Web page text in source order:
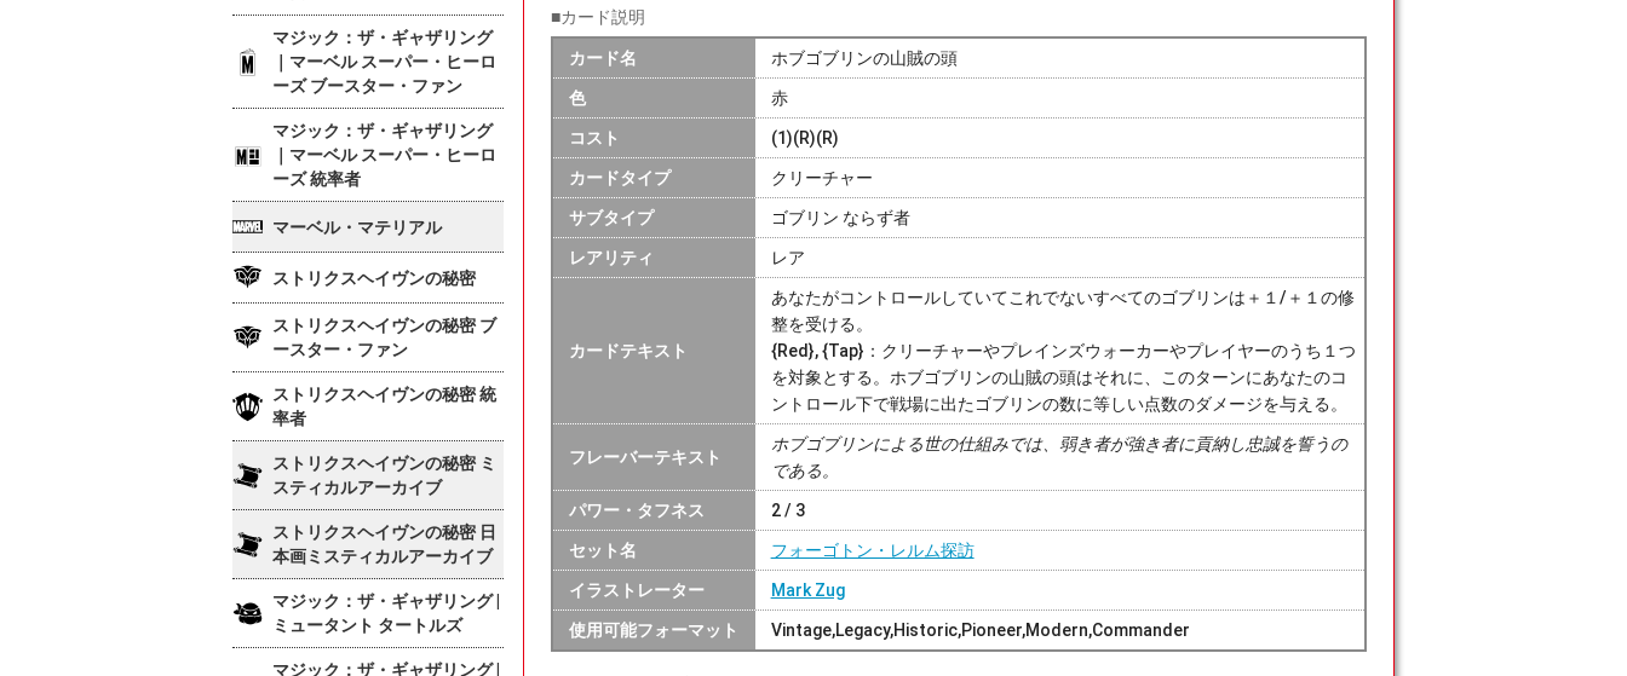
■カード説明
カード名 ホブゴブリンの山賊の頭
色 赤
コスト (1)(R)(R)
カードタイプ クリーチャー
サブタイプ ゴブリン ならず者
レアリティ レア
カードテキスト
あなたがコントロールしていてこれでないすべてのゴブリンは＋１/＋１の修
整を受ける。
{Red}, {Tap}：クリーチャーやプレインズウォーカーやプレイヤーのうち１つ
を対象とする。ホブゴブリンの山賊の頭はそれに、このターンにあなたのコ
ントロール下で戦場に出たゴブリンの数に等しい点数のダメージを与える。
フレーバーテキスト
ホブゴブリンによる世の仕組みでは、弱き者が強き者に貢納し忠誠を誓うの
である。
パワー・タフネス 2 / 3
セット名 フォーゴトン・レルム探訪
イラストレーター Mark Zug
使用可能フォーマット Vintage,Legacy,Historic,Pioneer,Modern,Commander